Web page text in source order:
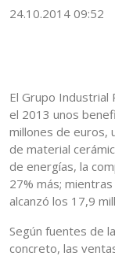
24.10.2014 09:52
El Grupo Industrial
el 2013 unos
millones de euros,
de material
de energías, la
27% más;
alcanzó los 17,9
Según fuentes de
concreto, las